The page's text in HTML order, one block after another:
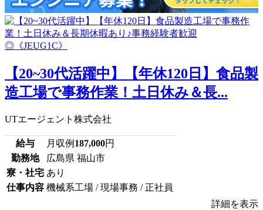
【20~30代活躍中】【年休120日】食品製
造工場で事務作業！土日休み＆長...
UTエージェント株式会社
給与 月収例 187,000円
勤務地
広島県 福山市
寮・社宅 あり
仕事内容 機械系工場 / 現場事務 / 正社員
詳細を表示